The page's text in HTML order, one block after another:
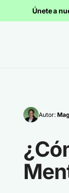
Únete a
Autor: